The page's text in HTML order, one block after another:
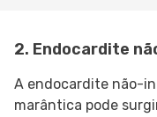
2. Endocardite
A endocardite não-
marântica pode